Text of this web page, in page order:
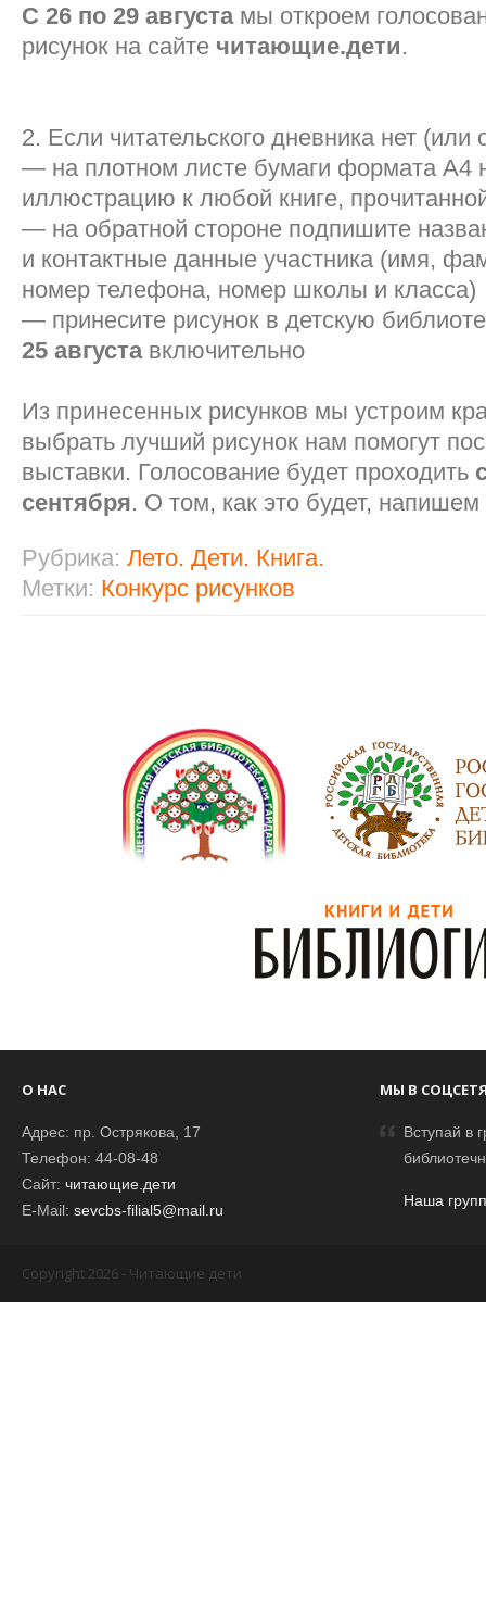
С 26 по 29 августамы откроем
рисунок на сайте читающие.дети.
2. Если читательского дневника нет (или
— на плотном листе бумаги формата А4
иллюстрацию к любой книге,
— на обратной стороне подпишите
и контактные данные участника (имя,
номер телефона, номер школы и класса)
— принесите рисунок в детскую
25 августавключительно
Из принесенных рисунков мы устроим
выбрать лучший рисунок нам помогут
выставки. Голосование будет проходить
сентября. О том, как это будет,
Рубрика: Лето. Дети. Книга.
Метки: Конкурс рисунков
О НАС
Адрес: пр. Острякова, 17
Телефон: 44-08-48
Сайт: читающие.дети
E-Mail: sevcbs-filial5@mail.ru
МЫ В
Вступай в
Наша
Copyright 2026 - Читающие дети